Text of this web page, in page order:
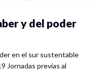
y del poder
en el sur sustentable
Jornadas previas al